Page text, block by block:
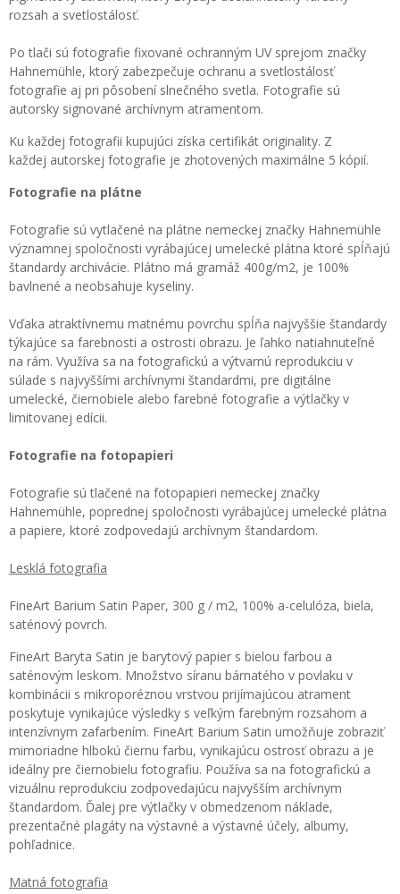
rozsah a svetlostálosť.
Po tlači sú fotografie fixované ochranným UV sprejom značky
Hahnemühle, ktorý zabezpečuje ochranu a svetlostálosť
fotografie aj pri pôsobení slnečného svetla. Fotografie sú
autorsky signované archívnym atramentom.
Ku každej fotografii kupujúci získa certifikát originality. Z
každej autorskej fotografie je zhotovených maximálne 5 kópií.
Fotografie na plátne
Fotografie sú vytlačené na plátne nemeckej značky Hahnemühle
významnej spoločnosti vyrábajúcej umelecké plátna ktoré spĺňajú
štandardy archivácie. Plátno má gramáž 400g/m2, je 100%
bavlnené a neobsahuje kyseliny.
Vďaka atraktívnemu matnému povrchu spĺňa najvyššie štandardy
týkajúce sa farebnosti a ostrosti obrazu. Je ľahko natiahnuteľné
na rám. Využíva sa na fotografickú a výtvarnú reprodukciu v
súlade s najvyššími archívnymi štandardmi, pre digitálne
umelecké, čiernobiele alebo farebné fotografie a výtlačky v
limitovanej edícii.
Fotografie na fotopapieri
Fotografie sú tlačené na fotopapieri nemeckej značky
Hahnemühle, poprednej spoločnosti vyrábajúcej umelecké plátna
a papiere, ktoré zodpovedajú archívnym štandardom.
Lesklá fotografia
FineArt Barium Satin Paper, 300 g / m2, 100% a-celulóza, biela,
saténový povrch.
FineArt Baryta Satin je barytový papier s bielou farbou a
saténovým leskom. Množstvo síranu bárnatého v povlaku v
kombinácii s mikroporéznou vrstvou prijímajúcou atrament
poskytuje vynikajúce výsledky s veľkým farebným rozsahom a
intenzívnym zafarbením. FineArt Barium Satin umožňuje zobraziť
mimoriadne hlbokú čiernu farbu, vynikajúcu ostrosť obrazu a je
ideálny pre čiernobielu fotografiu. Používa sa na fotografickú a
vizuálnu reprodukciu zodpovedajúcu najvyšším archívnym
štandardom. Ďalej pre výtlačky v obmedzenom náklade,
prezentačné plagáty na výstavné a výstavné účely, albumy,
pohľadnice.
Matná fotografia